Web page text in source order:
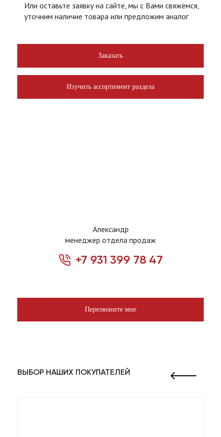
Или оставьте заявку на сайте, мы с Вами свяжемся,
уточним наличие товара или предложим аналог
Заказать
Изучить ассортимент раздела
Александр
менеджер отдела продаж
+7 931 399 78 47
Перезвоните мне
ВЫБОР НАШИХ ПОКУПАТЕЛЕЙ